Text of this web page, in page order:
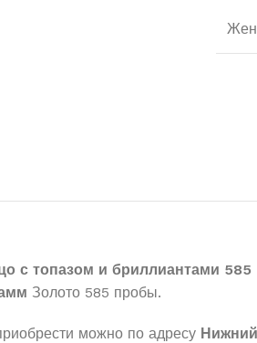
с топазом и бриллиантами 585
Золото 585 пробы.
можно по адресу Нижний